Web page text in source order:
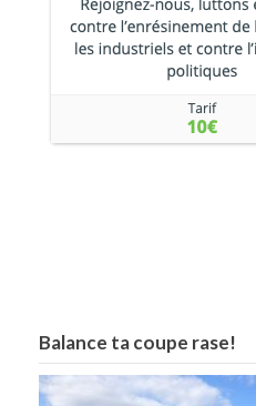
Balance ta coupe rase!